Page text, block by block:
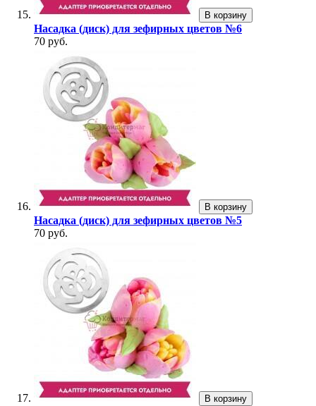
В корзину
Насадка (диск) для зефирных цветов №6
70 руб.
В корзину
Насадка (диск) для зефирных цветов №5
70 руб.
В корзину